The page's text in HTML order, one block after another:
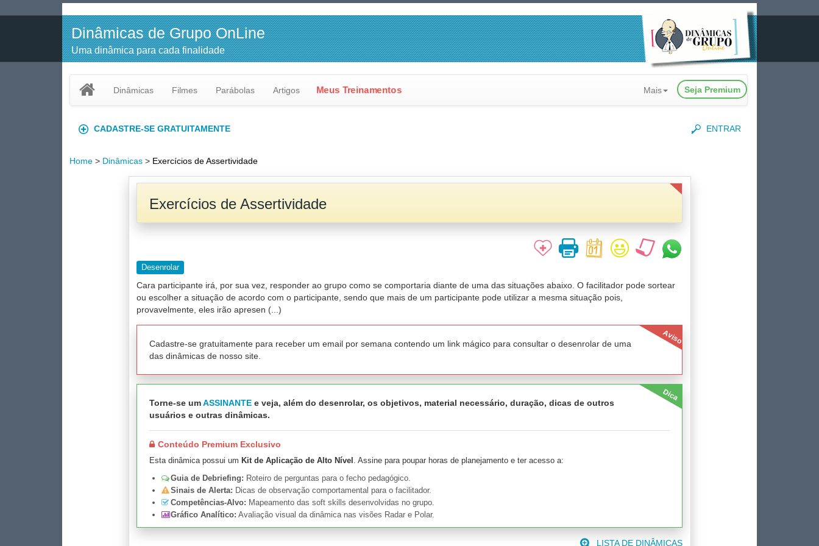
Dinâmicas de Grupo OnLine
Uma dinâmica para cada finalidade
Dinâmicas Filmes Parábolas Artigos Meus Treinamentos Mais Seja Premium
CADASTRE-SE GRATUITAMENTE ENTRAR
Home > Dinâmicas > Exercícios de Assertividade
Exercícios de Assertividade
Desenrolar
Cara participante irá, por sua vez, responder ao grupo como se comportaria diante de uma das situações abaixo. O facilitador pode sortear
ou escolher a situação de acordo com o participante, sendo que mais de um participante pode utilizar a mesma situação pois,
provavelmente, eles irão apresen (...)
Aviso
Cadastre-se gratuitamente para receber um email por semana contendo um link mágico para consultar o desenrolar de uma
das dinâmicas de nosso site.
Dica
Torne-se umASSINANTE e veja, além do desenrolar, os objetivos, material necessário, duração, dicas de outros
usuários e outras dinâmicas.
Conteúdo Premium Exclusivo
Esta dinâmica possui um Kit de Aplicação de Alto Nível . Assine para poupar horas de planejamento e ter acesso a:
Guia de Debriefing: Roteiro de perguntas para o fecho pedagógico.
Sinais de Alerta: Dicas de observação comportamental para o facilitador.
Competências-Alvo: Mapeamento das soft skills desenvolvidas no grupo.
Gráfico Analítico: Avaliação visual da dinâmica nas visões Radar e Polar.
LISTA DE DINÂMICAS